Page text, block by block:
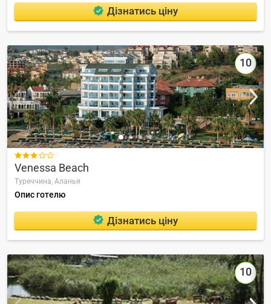
Дізнатись ціну
10

Venessa Beach
Туреччина, Аланья
Опис готелю
Дізнатись ціну
10